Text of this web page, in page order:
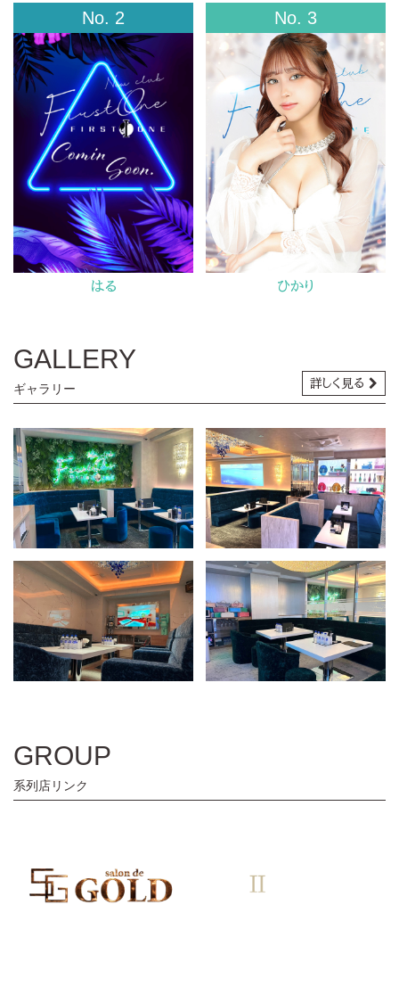
No. 2
はる
No. 3
ひかり
GALLERY
ギャラリー 詳しく 見る
GROUP
系列店リンク